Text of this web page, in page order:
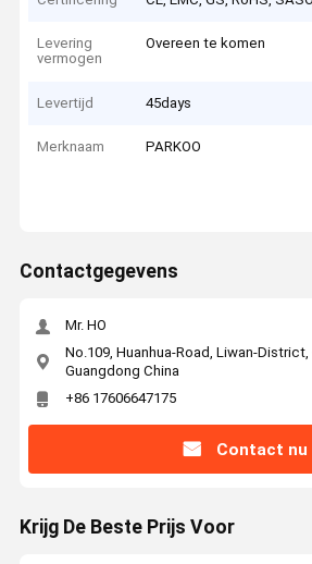
Levering
vermogen
Overeen te komen
Levertijd 45days
Merknaam PARKOO
Contactgegevens
Mr. HO
No.109, Huanhua-Road, Liwan-District,
Guangdong China
+86 17606647175
Contact nu
Krijg De Beste Prijs Voor